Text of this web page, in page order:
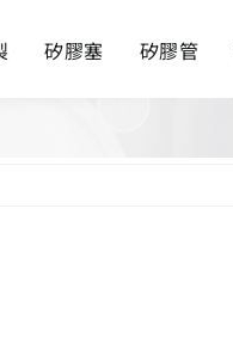
矽膠塞 矽膠管